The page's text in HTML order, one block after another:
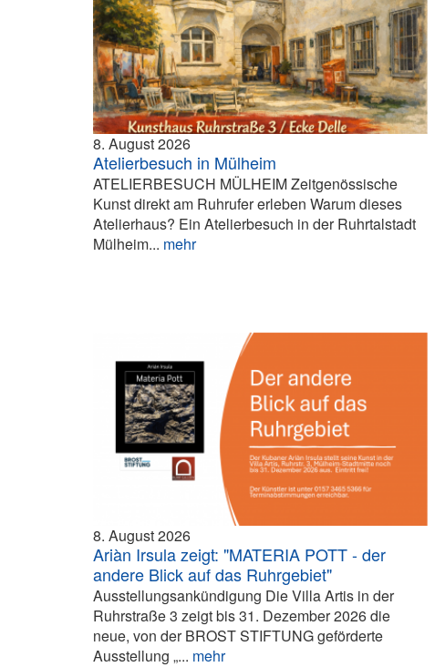
8. August 2026
Atelierbesuch in Mülheim
ATELIERBESUCH MÜLHEIM Zeitgenössische
Kunst direkt am Ruhrufer erleben Warum dieses
Atelierhaus? Ein Atelierbesuch in der Ruhrtalstadt
Mülheim... mehr
8. August 2026
Ariàn Irsula zeigt: "MATERIA POTT - der
andere Blick auf das Ruhrgebiet"
Ausstellungsankündigung Die Villa Artis in der
Ruhrstraße 3 zeigt bis 31. Dezember 2026 die
neue, von der BROST STIFTUNG geförderte
Ausstellung „... mehr